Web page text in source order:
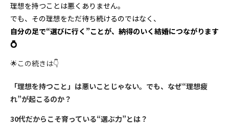
理想を持つことは悪くありません。
でも、その理想をただ待ち続けるのではなく、
自分の足で“選びに行く”ことが、納得のいく結婚につながります
💍
🌟この続きは👇
「理想を持つこと」は悪いことじゃない。でも、なぜ“理想疲
れ”が起こるのか？
30代だからこそ育っている“選ぶ力”とは？